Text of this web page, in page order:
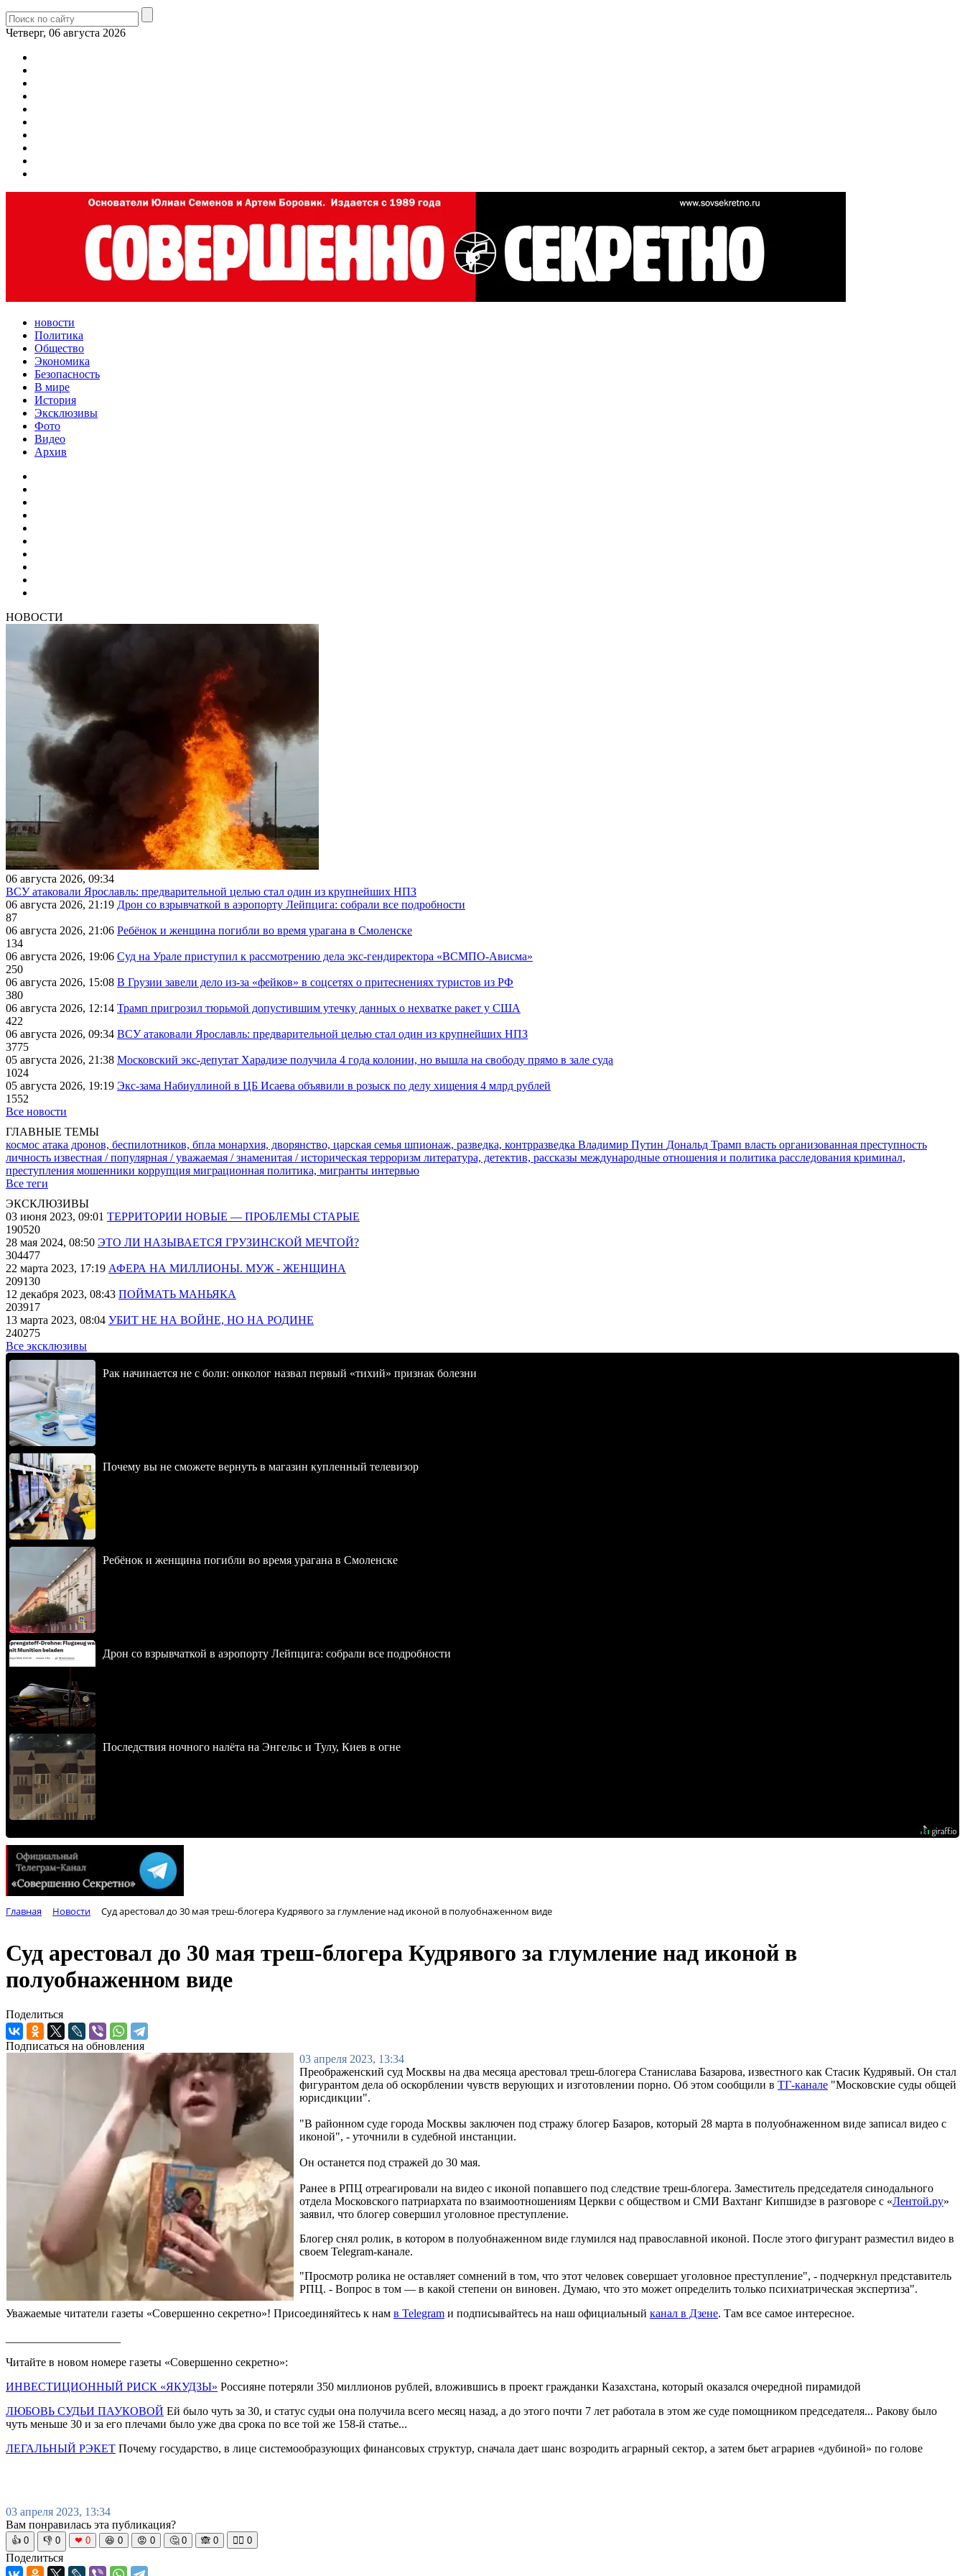
Четверг, 06 августа 2026
новости
Политика
Общество
Экономика
Безопасность
В мире
История
Эксклюзивы
Фото
Видео
Архив
НОВОСТИ
06 августа 2026, 09:34
ВСУ атаковали Ярославль: предварительной целью стал один из крупнейших НПЗ
06 августа 2026, 21:19 Дрон со взрывчаткой в аэропорту Лейпцига: собрали все подробности
87
06 августа 2026, 21:06 Ребёнок и женщина погибли во время урагана в Смоленске
134
06 августа 2026, 19:06 Суд на Урале приступил к рассмотрению дела экс-гендиректора «ВСМПО-Ависма»
250
06 августа 2026, 15:08 В Грузии завели дело из-за «фейков» в соцсетях о притеснениях туристов из РФ
380
06 августа 2026, 12:14 Трамп пригрозил тюрьмой допустившим утечку данных о нехватке ракет у США
422
06 августа 2026, 09:34 ВСУ атаковали Ярославль: предварительной целью стал один из крупнейших НПЗ
3775
05 августа 2026, 21:38 Московский экс-депутат Харадизе получила 4 года колонии, но вышла на свободу прямо в зале суда
1024
05 августа 2026, 19:19 Экс-зама Набиуллиной в ЦБ Исаева объявили в розыск по делу хищения 4 млрд рублей
1552
Все новости
ГЛАВНЫЕ ТЕМЫ
космос атака дронов, беспилотников, бпла монархия, дворянство, царская семья шпионаж, разведка, контрразведка Владимир Путин Дональд Трамп власть организованная преступность
личность известная / популярная / уважаемая / знаменитая / историческая терроризм литература, детектив, рассказы международные отношения и политика расследования криминал,
преступления мошенники коррупция миграционная политика, мигранты интервью
Все теги
ЭКСКЛЮЗИВЫ
03 июня 2023, 09:01 ТЕРРИТОРИИ НОВЫЕ — ПРОБЛЕМЫ СТАРЫЕ
190520
28 мая 2024, 08:50 ЭТО ЛИ НАЗЫВАЕТСЯ ГРУЗИНСКОЙ МЕЧТОЙ?
304477
22 марта 2023, 17:19 АФЕРА НА МИЛЛИОНЫ. МУЖ - ЖЕНЩИНА
209130
12 декабря 2023, 08:43 ПОЙМАТЬ МАНЬЯКА
203917
13 марта 2023, 08:04 УБИТ НЕ НА ВОЙНЕ, НО НА РОДИНЕ
240275
Все эксклюзивы
Рак начинается не с боли: онколог назвал первый «тихий» признак болезни
Почему вы не сможете вернуть в магазин купленный телевизор
Ребёнок и женщина погибли во время урагана в Смоленске
Дрон со взрывчаткой в аэропорту Лейпцига: собрали все подробности
Последствия ночного налёта на Энгельс и Тулу, Киев в огне
Главная Новости Суд арестовал до 30 мая треш-блогера Кудрявого за глумление над иконой в полуобнаженном виде
Суд арестовал до 30 мая треш-блогера Кудрявого за глумление над иконой в
полуобнаженном виде
Поделиться
Подписаться на обновления
03 апреля 2023, 13:34
Преображенский суд Москвы на два месяца арестовал треш-блогера Станислава Базарова, известного как Стасик Кудрявый. Он стал
фигурантом дела об оскорблении чувств верующих и изготовлении порно. Об этом сообщили в ТГ-канале "Московские суды общей
юрисдикции".
"В районном суде города Москвы заключен под стражу блогер Базаров, который 28 марта в полуобнаженном виде записал видео с
иконой", - уточнили в судебной инстанции.
Он останется под стражей до 30 мая.
Ранее в РПЦ отреагировали на видео с иконой попавшего под следствие треш-блогера. Заместитель председателя синодального
отдела Московского патриархата по взаимоотношениям Церкви с обществом и СМИ Вахтанг Кипшидзе в разговоре с «Лентой.ру»
заявил, что блогер совершил уголовное преступление.
Блогер снял ролик, в котором в полуобнаженном виде глумился над православной иконой. После этого фигурант разместил видео в
своем Telegram-канале.
"Просмотр ролика не оставляет сомнений в том, что этот человек совершает уголовное преступление", - подчеркнул представитель
РПЦ. - Вопрос в том — в какой степени он виновен. Думаю, что это может определить только психиатрическая экспертиза".
Уважаемые читатели газеты «Совершенно секретно»! Присоединяйтесь к нам в Telegram и подписывайтесь на наш официальный канал в Дзене. Там все самое интересное.
Читайте в новом номере газеты «Совершенно секретно»:
ИНВЕСТИЦИОННЫЙ РИСК «ЯКУДЗЫ» Россияне потеряли 350 миллионов рублей, вложившись в проект гражданки Казахстана, который оказался очередной пирамидой
ЛЮБОВЬ СУДЬИ ПАУКОВОЙ Ей было чуть за 30, и статус судьи она получила всего месяц назад, а до этого почти 7 лет работала в этом же суде помощником председателя... Ракову было
чуть меньше 30 и за его плечами было уже два срока по все той же 158-й статье...
ЛЕГАЛЬНЫЙ РЭКЕТ Почему государство, в лице системообразующих финансовых структур, сначала дает шанс возродить аграрный сектор, а затем бьет аграриев «дубиной» по голове
03 апреля 2023, 13:34
Вам понравилась эта публикация?
👍 0 👎 0 ❤ 0 😆 0 😡 0 🤔 0 🙈 0 🧘‍♀️ 0
Поделиться